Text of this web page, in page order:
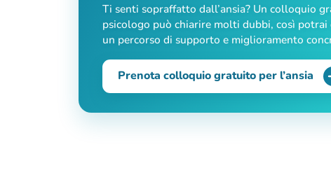
Ti senti sopraffatto dall’ansia? Un colloquio
psicologo può chiarire molti dubbi, così potrai
un percorso di supporto e miglioramento
Prenota colloquio gratuito per l’ansia